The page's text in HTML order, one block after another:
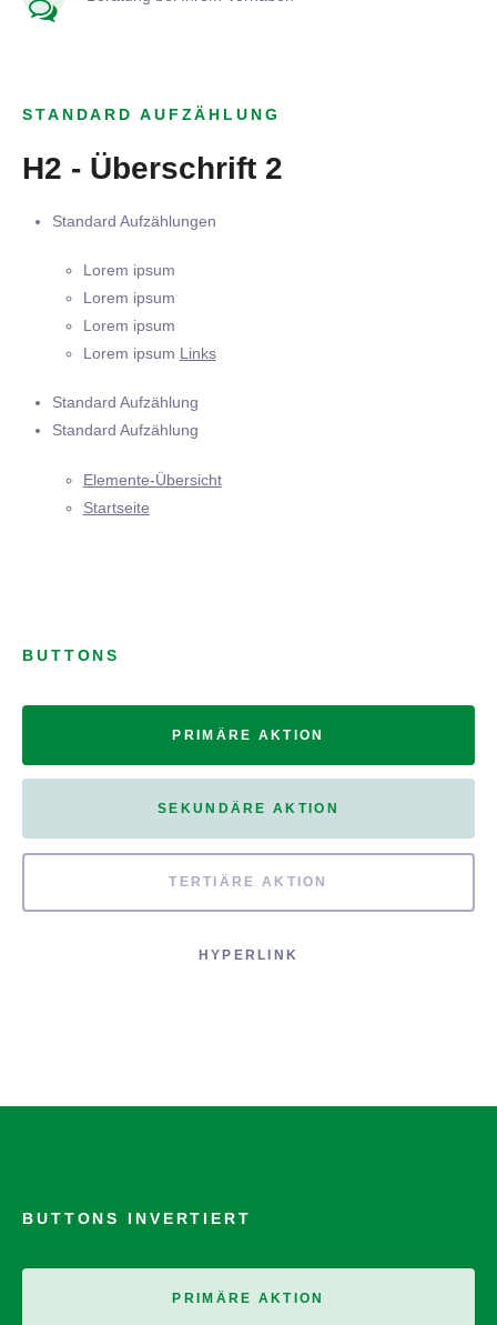
STANDARD AUFZÄHLUNG
H2 - Überschrift 2
Standard Aufzählungen
Lorem ipsum
Lorem ipsum
Lorem ipsum
Lorem ipsum Links
Standard Aufzählung
Standard Aufzählung
Elemente-Übersicht
Startseite
BUTTONS
PRIMÄRE AKTION
SEKUNDÄRE AKTION
TERTIÄRE AKTION
HYPERLINK
BUTTONS INVERTIERT
PRIMÄRE AKTION